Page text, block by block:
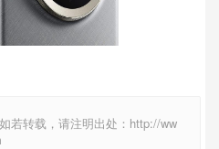
若转载，请注明出处：http://ww